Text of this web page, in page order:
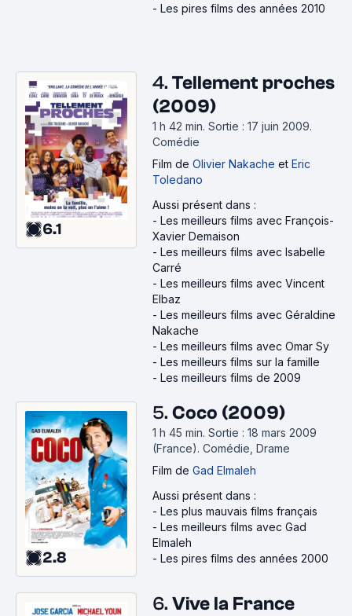
- Les pires films des années 2010
6.1
4. Tellement proches
(2009)
1 h 42 min. Sortie : 17 juin 2009.
Comédie
Film de Olivier Nakache et Eric
Toledano
Aussi présent dans :
- Les meilleurs films avec François-
Xavier Demaison
- Les meilleurs films avec Isabelle
Carré
- Les meilleurs films avec Vincent
Elbaz
- Les meilleurs films avec Géraldine
Nakache
- Les meilleurs films avec Omar Sy
- Les meilleurs films sur la famille
- Les meilleurs films de 2009
2.8
5. Coco (2009)
1 h 45 min. Sortie : 18 mars 2009
(France). Comédie, Drame
Film de Gad Elmaleh
Aussi présent dans :
- Les plus mauvais films français
- Les meilleurs films avec Gad
Elmaleh
- Les pires films des années 2000
6. Vive la France